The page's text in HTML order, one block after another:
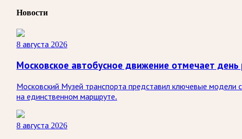
Новости
8 августа 2026
Московское автобусное движение отмечает
Московский Музей транспорта представил ключевые модели
на единственном маршруте.
8 августа 2026